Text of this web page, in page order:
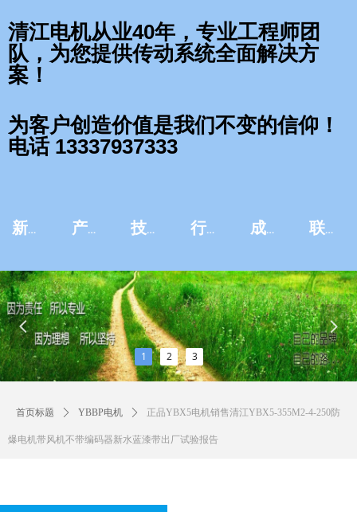
新闻资讯 产品中心 技术服务 行业应用 成功案例 联系我们
1 2 3
넳 넲
清江电机从业40年，专业工程师团
队，为您提供传动系统全面解决方
案！
为客户创造价值是我们不变的信仰！
电话 13337937333
首页标题 ꄲ YBBP电机 ꄲ 正品YBX5电机销售清江YBX5-355M2-4-250防
爆电机带风机不带编码器新水蓝漆带出厂试验报告